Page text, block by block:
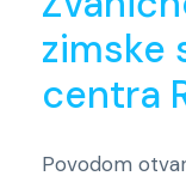
zimske
centra
Povodom